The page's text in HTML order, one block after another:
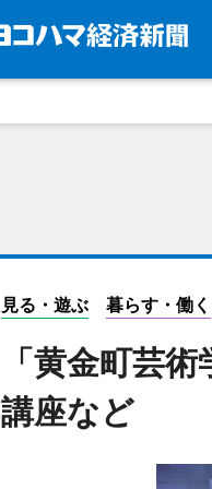
見る・遊ぶ 暮らす・働く
「黄金町芸
講座など